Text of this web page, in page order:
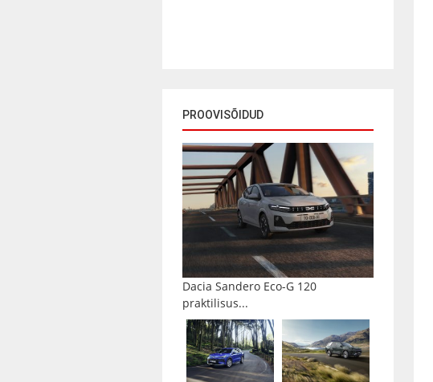
PROOVISÕIDUD
Dacia Sandero Eco-G 120
praktilisus...